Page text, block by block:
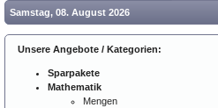
Samstag, 08. August 2026
Unsere Angebote / Kategorien:
Sparpakete
Mathematik
Mengen